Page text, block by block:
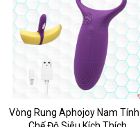
Vòng Rung Aphojoy Nam